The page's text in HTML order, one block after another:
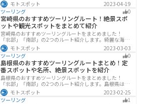
楽しめるスポットが多数あります。バイクで秋田県にツ
ーリングに行く際は参考にしてください。
モトスポット
2023-04-19
ツーリング
0
宮崎県のおすすめツーリングルート！絶景スポ
ットや観光スポットをまとめて紹介
宮崎県のおすすめツーリングルートをまとめました！
「北部」「南部」の2つのルート紹介します。綺麗な海岸
線が特徴的な海・自然豊かな山・趣のある神社を満喫す
るツーリングができます。バイクで宮崎県にツーリング
に行く際は参考にしてください。
モトスポット
2023-03-03
ツーリング
0
島根県のおすすめツーリングルートまとめ！定
番スポットや名所、絶景スポットを紹介
島根県のおすすめツーリングルートをまとめました！
「北部」「南部」の2つのルート紹介します。島根県は、
海と山が近く、1日で全然違う景色を堪能することができ
ます。バイクで島根県にツーリングに行く際は参考にし
てください。
モトスポット
2023-02-25
ツーリング
1